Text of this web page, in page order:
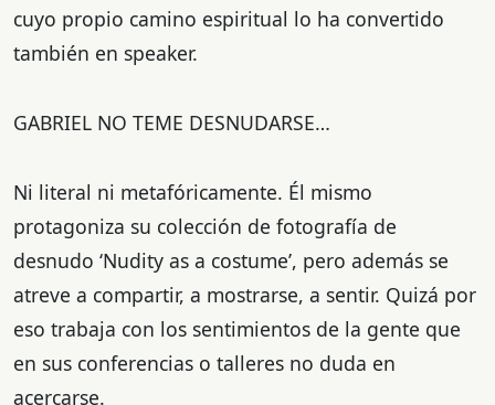
cuyo propio camino espiritual lo ha convertido
también en speaker.
GABRIEL NO TEME DESNUDARSE…
Ni literal ni metafóricamente. Él mismo
protagoniza su colección de fotografía de
desnudo ‘Nudity as a costume’, pero además se
atreve a compartir, a mostrarse, a sentir. Quizá por
eso trabaja con los sentimientos de la gente que
en sus conferencias o talleres no duda en
acercarse.